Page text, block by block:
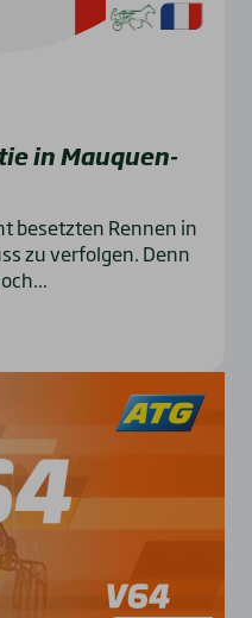
in Mau­quen­
besetzten Rennen in
zu verfolgen. Denn